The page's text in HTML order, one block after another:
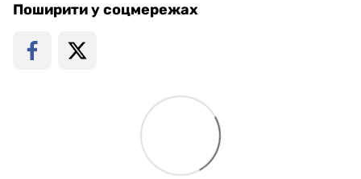
Поширити у соцмережах